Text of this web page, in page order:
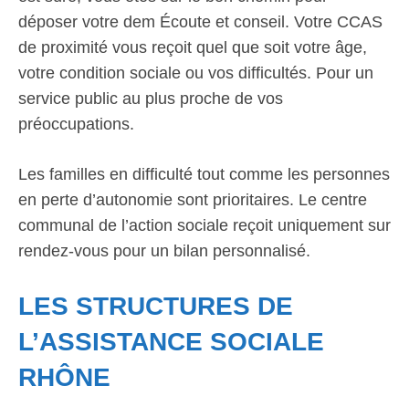
déposer votre dem Écoute et conseil. Votre CCAS
de proximité vous reçoit quel que soit votre âge,
votre condition sociale ou vos difficultés. Pour un
service public au plus proche de vos
préoccupations.
Les familles en difficulté tout comme les personnes
en perte d’autonomie sont prioritaires. Le centre
communal de l’action sociale reçoit uniquement sur
rendez-vous pour un bilan personnalisé.
LES STRUCTURES DE
L’ASSISTANCE SOCIALE
RHÔNE